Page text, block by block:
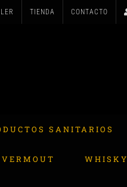
TIENDA CONTACTO
SANITARIOS
VERMOUT WHISKY